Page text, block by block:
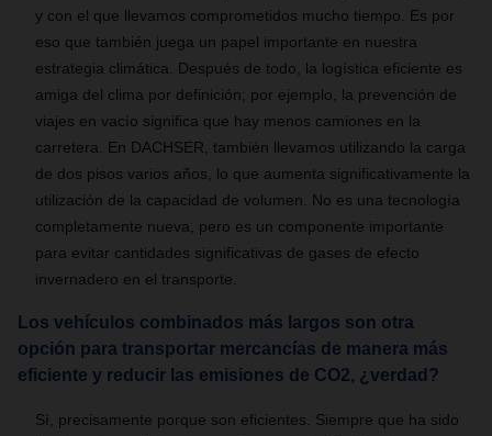
y con el que llevamos comprometidos mucho tiempo. Es por
eso que también juega un papel importante en nuestra
estrategia climática. Después de todo, la logística eficiente es
amiga del clima por definición; por ejemplo, la prevención de
viajes en vacío significa que hay menos camiones en la
carretera. En DACHSER, también llevamos utilizando la carga
de dos pisos varios años, lo que aumenta significativamente la
utilización de la capacidad de volumen. No es una tecnología
completamente nueva, pero es un componente importante
para evitar cantidades significativas de gases de efecto
invernadero en el transporte.
Los vehículos combinados más largos son otra
opción para transportar mercancías de manera más
eficiente y reducir las emisiones de CO2, ¿verdad?
Sí, precisamente porque son eficientes. Siempre que ha sido